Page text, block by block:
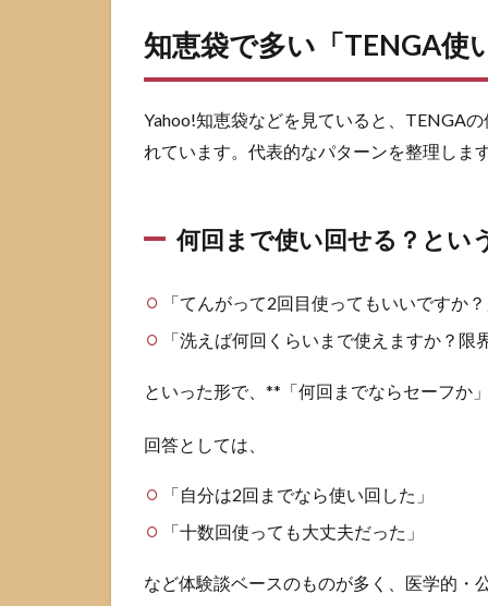
不良
との
が心
を使い
注意点
3.1
損・
構造
化リ
雑菌
知恵袋で多い「TENGA使
Yahoo!知恵袋などを見ていると、TENGA
れています。代表的なパターンを整理します
何回まで使い回せる？とい
「てんがって2回目使ってもいいですか？
「洗えば何回くらいまで使えますか？限
といった形で、**「何回までならセーフか
回答としては、
「自分は2回までなら使い回した」
「十数回使っても大丈夫だった」
など体験談ベースのものが多く、医学的・